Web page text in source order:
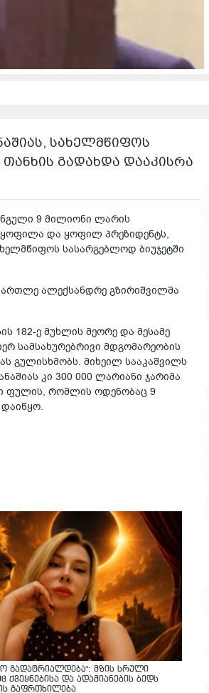
სახელმწიფოს
გადახდა დააკისრა
9 მილიონი ლარის
და ყოფილ პრეზიდენტს,
სასარგებლოდ ბიუჯეტში
ალექსანდრე გზირიშვილმა
182-ე მუხლის მეორე და მესამე
სამსახურებრივი მდგომარეობის
გულისხმობს. მიხეილ სააკაშვილს
კი 300 000 ლარიანი ჯარიმა
ფულის, რომლის ოდენობაც 9
გადატრიალდება": მზის სრული
და ადამიანების ბედს
გაფრთხილება